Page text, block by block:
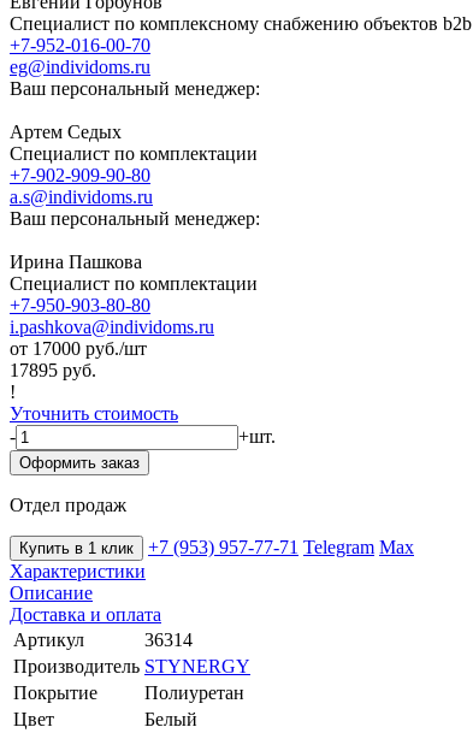
Специалист по комплексному снабжению объектов b2b
+7-952-016-00-70
eg@individoms.ru
Ваш персональный менеджер:
Артем Седых
Специалист по комплектации
+7-902-909-90-80
a.s@individoms.ru
Ваш персональный менеджер:
Ирина Пашкова
Специалист по комплектации
+7-950-903-80-80
i.pashkova@individoms.ru
от 17000 руб./шт
17895 руб.
!
Уточнить стоимость
-
+шт.
Оформить заказ
Отдел продаж
Купить в 1 клик +7 (953) 957-77-71 Telegram Max
Характеристики
Описание
Доставка и оплата
Артикул
36314
Производитель STYNERGY
Покрытие
Полиуретан
Цвет
Белый